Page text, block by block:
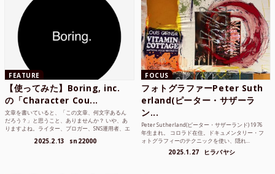
FEATURE
【使ってみた】Boring, inc.
の「Character Cou...
文章を書いていると、「この文章、何文字あるん
だろう？」と思うこと、ありませんか？ いや、あ
りますよね。ライター、ブロガー、SNS運用者、エ
2025.2.13 sn22000
FOCUS
フォトグラファーPeter Suth
erland(ピーター・サザーラ
ン...
Peter Sutherland(ピーター・サザーランド) 1976
年生まれ。 コロラド在住。ドキュメンタリー・フ
ォトグラフィーのテクニックを使い、隠れ...
2025.1.27 ヒラバヤシ